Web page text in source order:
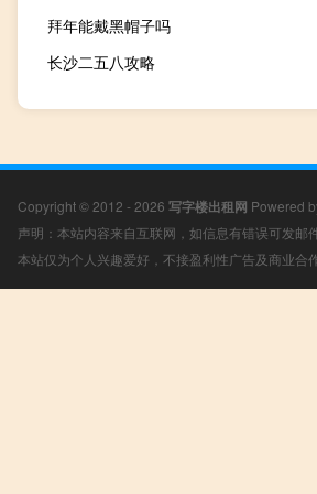
拜年能戴黑帽子吗
长沙二五八攻略
Copyright © 2012 - 2026 写字楼出租网 Powered
声明：本站内容来自互联网，如信息有错误可发
本站仅为个人兴趣爱好，不接盈利性广告及商业合